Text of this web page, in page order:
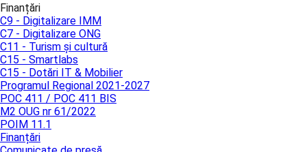
Finanțări
C9 - Digitalizare IMM
C7 - Digitalizare ONG
C11 - Turism și cultură
C15 - Smartlabs
C15 - Dotări IT & Mobilier
Programul Regional 2021-2027
POC 411 / POC 411 BIS
M2 OUG nr 61/2022
POIM 11.1
Finanțări